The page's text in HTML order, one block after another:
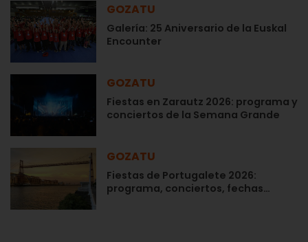
GOZATU
Galería: 25 Aniversario de la Euskal
Encounter
GOZATU
Fiestas en Zarautz 2026: programa y
conciertos de la Semana Grande
GOZATU
Fiestas de Portugalete 2026:
programa, conciertos, fechas…